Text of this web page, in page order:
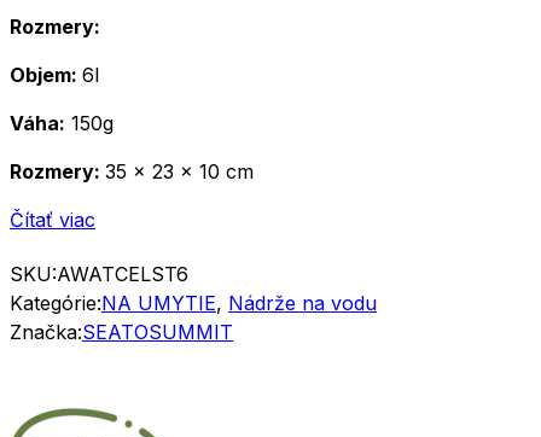
Rozmery:
Objem: 6l
Váha: 150g
Rozmery: 35 x 23 x 10 cm
Čítať viac
SKU:AWATCELST6
Kategórie:NA UMYTIE, Nádrže na vodu
Značka:SEATOSUMMIT